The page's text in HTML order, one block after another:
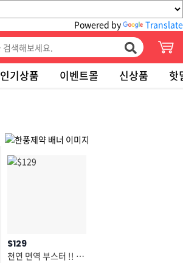
Powered by Translate
인기상품 이벤트몰 신상품 핫
$129
천연 면역 부스터 !! 지치고 뜨거운 8월에 한풍제약 경옥고